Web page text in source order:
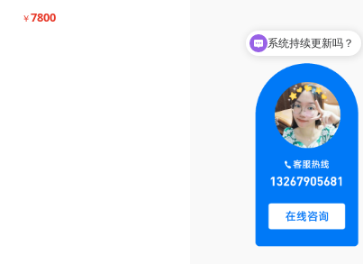
￥7800
系统源码交付吗？